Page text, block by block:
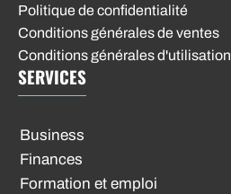
Politique de confidentialité
Conditions générales de ventes
Conditions générales d'utilisation
SERVICES
Business
Finances
Formation et emploi